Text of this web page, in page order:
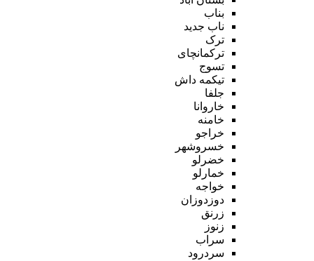
بناب
ناب جدید
ترک
ترکمانچای
تسوج
تیکمه داش
جلفا
خاروانا
خامنه
خراجو
خسروشهر
خضرلو
خمارلو
خواجه
دوزدوزان
زرنق
زنوز
سراب
سردرود